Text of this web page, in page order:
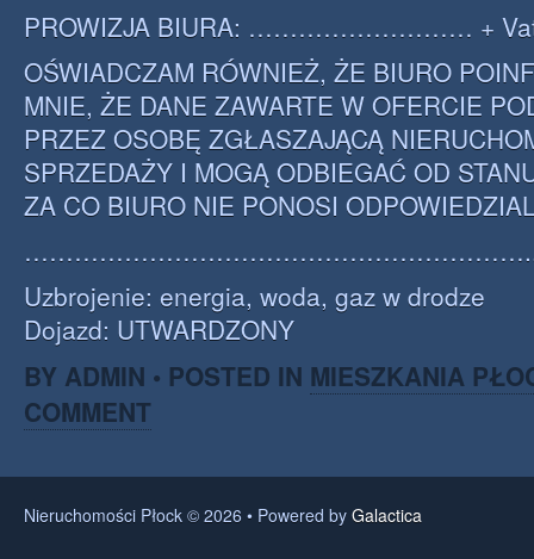
PROWIZJA BIURA: ……………………… +
OŚWIADCZAM RÓWNIEŻ, ŻE BIURO
MNIE, ŻE DANE ZAWARTE W OFERCIE
PRZEZ OSOBĘ ZGŁASZAJĄCĄ
SPRZEDAŻY I MOGĄ ODBIEGAĆ OD
ZA CO BIURO NIE PONOSI
Uzbrojenie: energia, woda, gaz w drodze
Dojazd: UTWARDZONY
BY ADMIN • POSTED IN MIESZKANIA
COMMENT
Nieruchomości Płock © 2026 • Powered by Galactica